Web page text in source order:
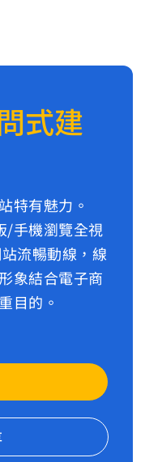
式建
特有魅力。
/手機瀏覽全視
流暢動線，線
象結合電子商
目的。